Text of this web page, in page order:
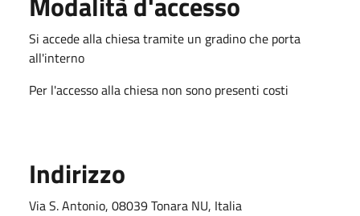
Si accede alla chiesa tramite un gradino che porta
all'interno
Per l'accesso alla chiesa non sono presenti costi
Indirizzo
Via S. Antonio, 08039 Tonara NU, Italia